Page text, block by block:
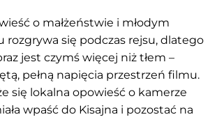
o małżeństwie i młodym
rozgrywa się podczas rejsu, dlatego
jest czymś więcej niż tłem –
pełną napięcia przestrzeń filmu.
się lokalna opowieść o kamerze
wpaść do Kisajna i pozostać na